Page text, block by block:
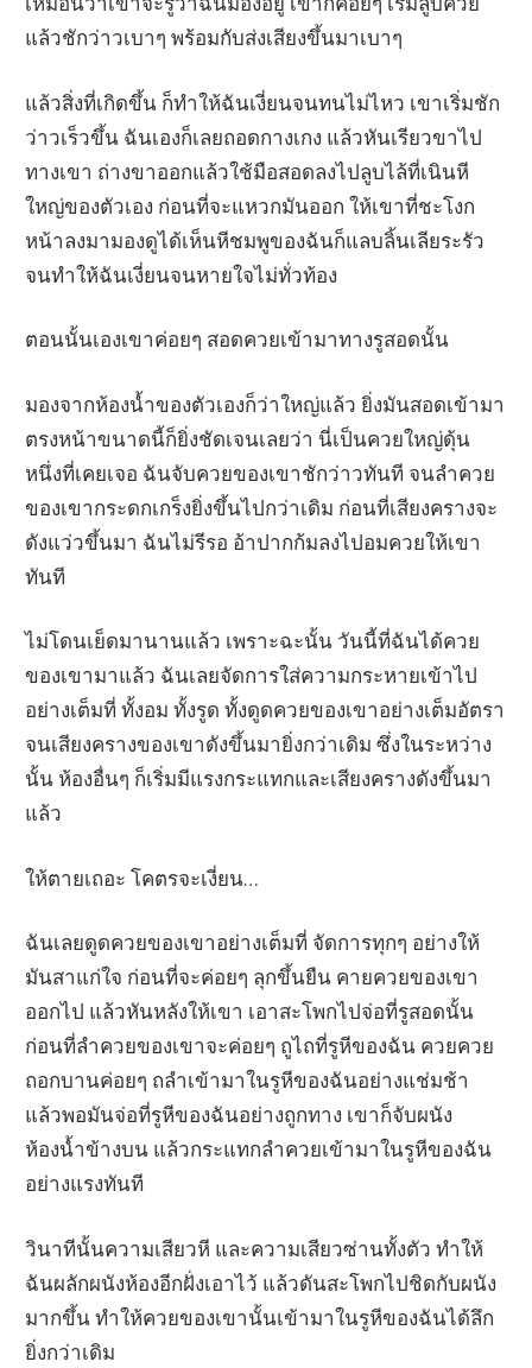
แล้วชักว่าวเบาๆ พร้อมกับส่งเสียงขึ้นมาเบาๆ
แล้วสิ่งที่เกิดขึ้น ก็ทำให้ฉันเงี่ยนจนทนไม่ไหว เขาเริ่มชัก
ว่าวเร็วขึ้น ฉันเองก็เลยถอดกางเกง แล้วหันเรียวขาไป
ทางเขา ถ่างขาออกแล้วใช้มือสอดลงไปลูบไล้ที่เนินหี
ใหญ่ของตัวเอง ก่อนที่จะแหวกมันออก ให้เขาที่ชะโงก
หน้าลงมามองดูได้เห็นหีชมพูของฉันก็แลบลิ้นเลียระรัว
จนทำให้ฉันเงี่ยนจนหายใจไม่ทั่วท้อง
ตอนนั้นเองเขาค่อยๆ สอดควยเข้ามาทางรูสอดนั้น
มองจากห้องน้ำของตัวเองก็ว่าใหญ่แล้ว ยิ่งมันสอดเข้ามา
ตรงหน้าขนาดนี้ก็ยิ่งชัดเจนเลยว่า นี่เป็นควยใหญ่ดุ้น
หนึ่งที่เคยเจอ ฉันจับควยของเขาชักว่าวทันที จนลำควย
ของเขากระดกเกร็งยิ่งขึ้นไปกว่าเดิม ก่อนที่เสียงครางจะ
ดังแว่วขึ้นมา ฉันไม่รีรอ อ้าปากก้มลงไปอมควยให้เขา
ทันที
ไม่โดนเย็ดมานานแล้ว เพราะฉะนั้น วันนี้ที่ฉันได้ควย
ของเขามาแล้ว ฉันเลยจัดการใส่ความกระหายเข้าไป
อย่างเต็มที่ ทั้งอม ทั้งรูด ทั้งดูดควยของเขาอย่างเต็มอัตรา
จนเสียงครางของเขาดังขึ้นมายิ่งกว่าเดิม ซึ่งในระหว่าง
นั้น ห้องอื่นๆ ก็เริ่มมีแรงกระแทกและเสียงครางดังขึ้นมา
แล้ว
ให้ตายเถอะ โคตรจะเงี่ยน…
ฉันเลยดูดควยของเขาอย่างเต็มที่ จัดการทุกๆ อย่างให้
มันสาแก่ใจ ก่อนที่จะค่อยๆ ลุกขึ้นยืน คายควยของเขา
ออกไป แล้วหันหลังให้เขา เอาสะโพกไปจ่อที่รูสอดนั้น
ก่อนที่ลำควยของเขาจะค่อยๆ ถูไถที่รูหีของฉัน ควยควย
ถอกบานค่อยๆ ถลำเข้ามาในรูหีของฉันอย่างแช่มช้า
แล้วพอมันจ่อที่รูหีของฉันอย่างถูกทาง เขาก็จับผนัง
ห้องน้ำข้างบน แล้วกระแทกลำควยเข้ามาในรูหีของฉัน
อย่างแรงทันที
วินาทีนั้นความเสียวหี และความเสียวซ่านทั้งตัว ทำให้
ฉันผลักผนังห้องอีกฝั่งเอาไว้ แล้วดันสะโพกไปชิดกับผนัง
มากขึ้น ทำให้ควยของเขานั้นเข้ามาในรูหีของฉันได้ลึก
ยิ่งกว่าเดิม